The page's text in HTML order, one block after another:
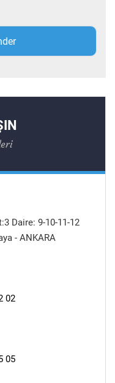
Daire: 9-10-11-12
- ANKARA
02
05